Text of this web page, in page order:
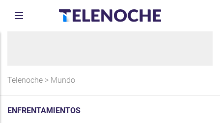
Telenoche > Mundo
ENFRENTAMIENTOS